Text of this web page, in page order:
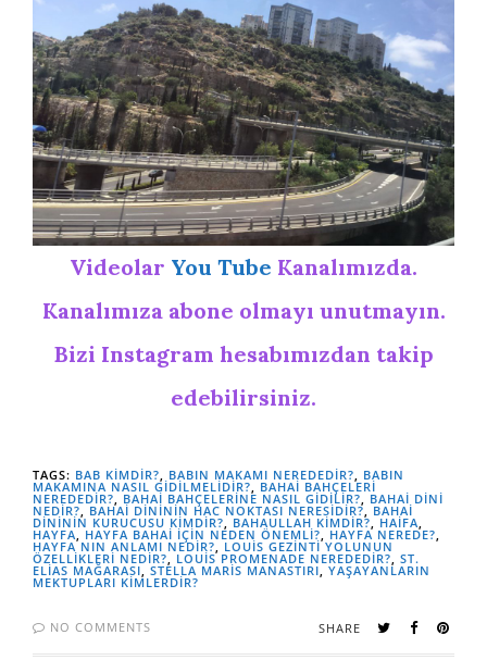
Videolar You Tube Kanalımızda.
Kanalımıza abone olmayı unutmayın.
Bizi Instagram hesabımızdan takip
edebilirsiniz.
TAGS: BAB KIMDIR?, BABIN MAKAMI NEREDEDIR?, BABIN
MAKAMINA NASIL GIDILMELIDIR?, BAHAI BAHÇELERI
NEREDEDIR?, BAHAI BAHÇELERINE NASIL GIDILIR?, BAHAI DINI
NEDIR?, BAHAI DINININ HAC NOKTASI NERESIDIR?, BAHAI
DINININ KURUCUSU KIMDIR?, BAHAULLAH KIMDIR?, HAIFA,
HAYFA, HAYFA BAHAI IÇIN NEDEN ÖNEMLI?, HAYFA NEREDE?,
HAYFA NIN ANLAMI NEDIR?, LOUIS GEZINTI YOLUNUN
ÖZELLIKLERI NEDIR?, LOUIS PROMENADE NEREDEDIR?, ST.
ELIAS MAĞARASI, STELLA MARIS MANASTIRI, YAŞAYANLARIN
MEKTUPLARI KIMLERDIR?
NO COMMENTS SHARE